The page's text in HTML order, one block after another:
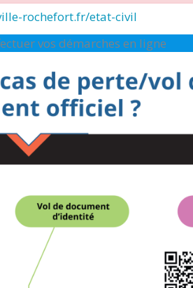
rochefort.fr/etat-civil
vos démarches en ligne